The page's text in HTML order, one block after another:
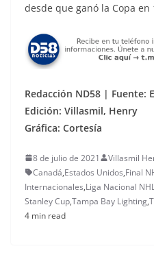
desde que ganó la Copa en
Redacción ND58 | Fuente:
Edición: Villasmil, Henry
Gráfica: Cortesía
8 de julio de 2021
Villasmil
Canadá,Estados Unidos,Final
Internacionales,Liga Nacional
Stanley Cup,Tampa Bay Lighting,
4 min read